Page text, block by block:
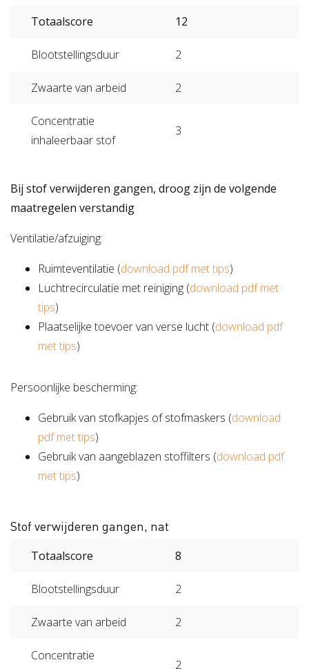
Totaalscore 12
Blootstellingsduur 2
Zwaarte van arbeid 2
Concentratie
inhaleerbaar stof
3
Bij stof verwijderen gangen, droog zijn de volgende
maatregelen verstandig
Ventilatie/afzuiging:
Ruimteventilatie (download pdf met tips)
Luchtrecirculatie met reiniging (download pdf met
tips)
Plaatselijke toevoer van verse lucht (download pdf
met tips)
Persoonlijke bescherming:
Gebruik van stofkapjes of stofmaskers (download
pdf met tips)
Gebruik van aangeblazen stoffilters (download pdf
met tips)
Stof verwijderen gangen, nat
Totaalscore 8
Blootstellingsduur 2
Zwaarte van arbeid 2
Concentratie
2